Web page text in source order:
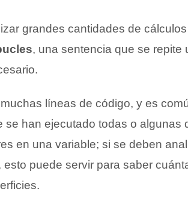
grandes cantidades de
, una sentencia que se repite
líneas de código, y es
se han ejecutado todas o algunas
en una variable; si se deben
puede servir para saber